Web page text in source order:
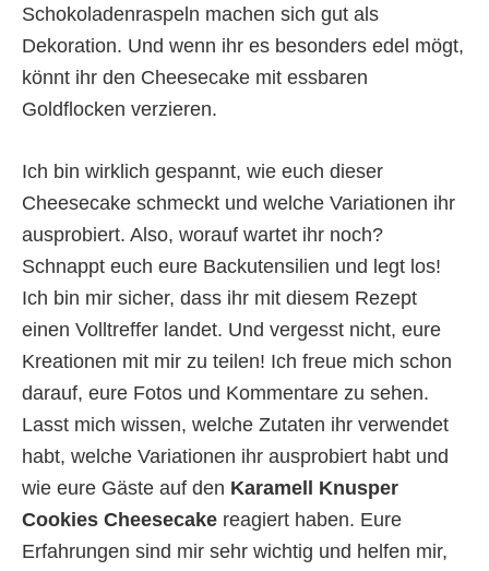
Schokoladenraspeln machen sich gut als
Dekoration. Und wenn ihr es besonders edel mögt,
könnt ihr den Cheesecake mit essbaren
Goldflocken verzieren.
Ich bin wirklich gespannt, wie euch dieser
Cheesecake schmeckt und welche Variationen ihr
ausprobiert. Also, worauf wartet ihr noch?
Schnappt euch eure Backutensilien und legt los!
Ich bin mir sicher, dass ihr mit diesem Rezept
einen Volltreffer landet. Und vergesst nicht, eure
Kreationen mit mir zu teilen! Ich freue mich schon
darauf, eure Fotos und Kommentare zu sehen.
Lasst mich wissen, welche Zutaten ihr verwendet
habt, welche Variationen ihr ausprobiert habt und
wie eure Gäste auf den Karamell Knusper
Cookies Cheesecake reagiert haben. Eure
Erfahrungen sind mir sehr wichtig und helfen mir,